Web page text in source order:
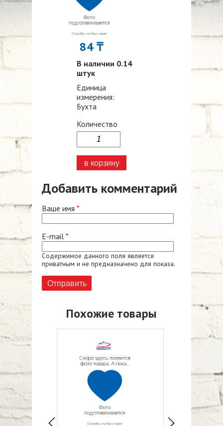
84 ₸
В наличии 0.14
штук
Единица
измерения:
Бухта
Количество
Добавить комментарий
Ваше имя *
E-mail *
Содержимое данного поля является
приватным и не предназначено для показа.
Похожие товары